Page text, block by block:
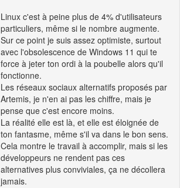
Linux c'est à peine plus de 4% d'utilisateurs
particuliers, même si le nombre augmente.
Sur ce point je suis assez optimiste, surtout
avec l'obsolescence de Windows 11 qui te
force à jeter ton ordi à la poubelle alors qu'il
fonctionne.
Les réseaux sociaux alternatifs proposés par
Artemis, je n'en ai pas les chiffre, mais je
pense que c'est encore moins.
La réalité elle est là, et elle est éloignée de
ton fantasme, même s'il va dans le bon sens.
Cela montre le travail à accomplir, mais si les
développeurs ne rendent pas ces
alternatives plus conviviales, ça ne décollera
jamais.